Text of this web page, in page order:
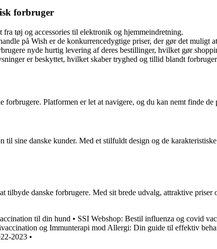
forbruger
fra tøj og accessories til elektronik og hjemmeindretning.
på Wish er de konkurrencedygtige priser, der gør det muligt
nyde hurtig levering af deres bestillinger, hvilket gør
er beskyttet, hvilket skaber tryghed og tillid blandt
Platformen er let at navigere, og du kan nemt finde
sine danske kunder. Med et stilfuldt design og de
tilbyde danske forbrugere. Med sit brede udvalg, attraktive
til din hund • SSI Webshop: Bestil influenza og covid
og Immunterapi mod Allergi: Din guide til effektiv
2023 •